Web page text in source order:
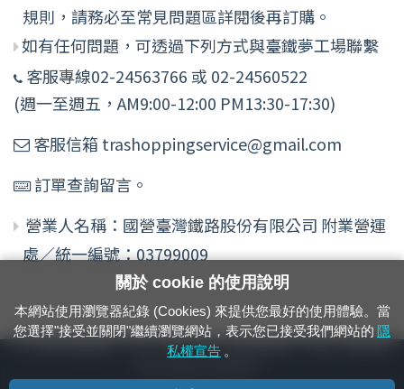
規則，請務必至常見問題區詳閱後再訂購。
如有任何問題，可透過下列方式與臺鐵夢工場聯繫
客服專線02-24563766 或 02-24560522
(週一至週五，AM9:00-12:00 PM13:30-17:30)
客服信箱 trashoppingservice@gmail.com
訂單查詢留言。
營業人名稱：國營臺灣鐵路股份有限公司 附業營運
處／統一編號：03799009
24小時緊急通報電話：1933（市話、手機，僅限發現軌道、平交道、橋樑及隧
關於 cookie 的使用說明
本網站使用瀏覽器紀錄 (Cookies) 來提供您最好的使用體驗。當
您選擇"接受並關閉"繼續瀏覽網站，表示您已接受我們網站的 隱
私權宣告 。